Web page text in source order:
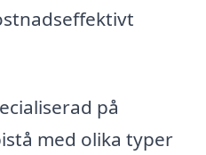
på
med olika typer